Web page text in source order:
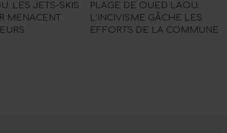
LES JETS-SKIS
MENACENT
PLAGE DE OUED LAOU:
L’INCIVISME GÂCHE LES
EFFORTS DE LA COMMUNE